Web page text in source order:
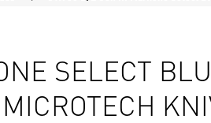
SELECT